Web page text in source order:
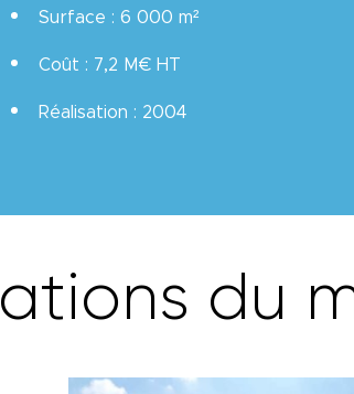
Surface : 6 000 m²
Coût : 7,2 M€ HT
Réalisation : 2004
ations du